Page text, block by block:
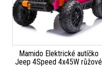
Mamido Elektrické autíčko
Jeep 4Speed 4x45W růžové